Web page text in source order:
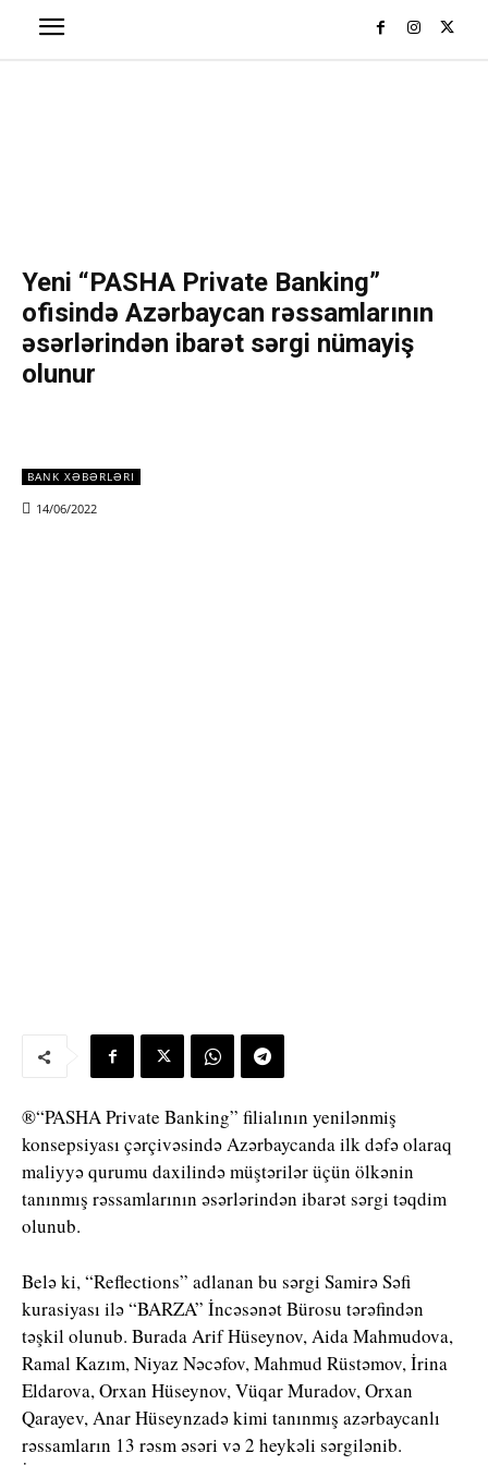
Yeni “PASHA Private Banking”
ofisində Azərbaycan rəssamlarının
əsərlərindən ibarət sərgi nümayiş
olunur
BANK XƏBƏRLƏRI
14/06/2022
®“PASHA Private Banking” filialının yenilənmiş
konsepsiyası çərçivəsində Azərbaycanda ilk dəfə olaraq
maliyyə qurumu daxilində müştərilər üçün ölkənin
tanınmış rəssamlarının əsərlərindən ibarət sərgi təqdim
olunub.
Belə ki, “Reflections” adlanan bu sərgi Samirə Səfi
kurasiyası ilə “BARZA” İncəsənət Bürosu tərəfindən
təşkil olunub. Burada Arif Hüseynov, Aida Mahmudova,
Ramal Kazım, Niyaz Nəcəfov, Mahmud Rüstəmov, İrina
Eldarova, Orxan Hüseynov, Vüqar Muradov, Orxan
Qarayev, Anar Hüseynzadə kimi tanınmış azərbaycanlı
rəssamların 13 rəsm əsəri və 2 heykəli sərgilənib.